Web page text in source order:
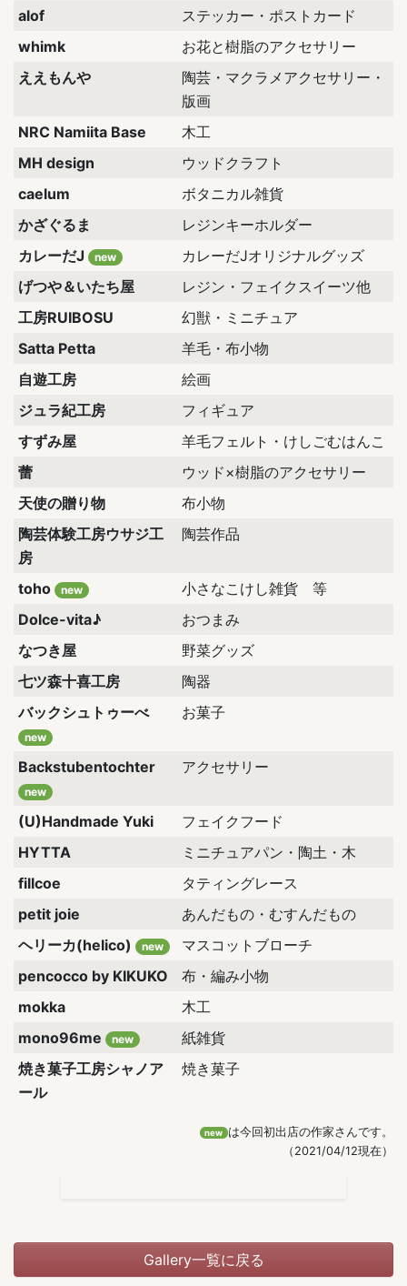
alof
ステッカー・ポストカード
whimk
お花と樹脂のアクセサリー
ええもんや
陶芸・マクラメアクセサリー・
版画
NRC Namiita Base
木工
MH design
ウッドクラフト
caelum
ボタニカル雑貨
かざぐるま
レジンキーホルダー
カレーだJ
new
カレーだJオリジナルグッズ
げつや＆いたち屋
レジン・フェイクスイーツ他
工房RUIBOSU
幻獣・ミニチュア
Satta Petta
羊毛・布小物
自遊工房
絵画
ジュラ紀工房
フィギュア
すずみ屋
羊毛フェルト・けしごむはんこ
蕾
ウッド×樹脂のアクセサリー
天使の贈り物
布小物
陶芸体験工房ウサジ工
房
陶芸作品
toho new
小さなこけし雑貨 等
Dolce-vita♪
おつまみ
なつき屋
野菜グッズ
七ツ森十喜工房
陶器
バックシュトゥーべ
new
お菓子
Backstubentochter
new
アクセサリー
(U)Handmade Yuki
フェイクフード
HYTTA
ミニチュアパン・陶土・木
fillcoe
タティングレース
petit joie
あんだもの・むすんだもの
ヘリーカ(helico)
new
マスコットブローチ
pencocco by KIKUKO
布・編み小物
mokka
木工
mono96me
new
紙雑貨
焼き菓子工房シャノア
ール
焼き菓子
new
は今回初出店の作家さんです。
（2021/04/12現在）
Gallery一覧に戻る